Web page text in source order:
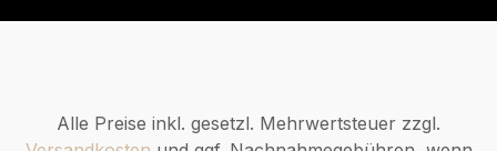
Alle Preise inkl. gesetzl. Mehrwertsteuer zzgl.